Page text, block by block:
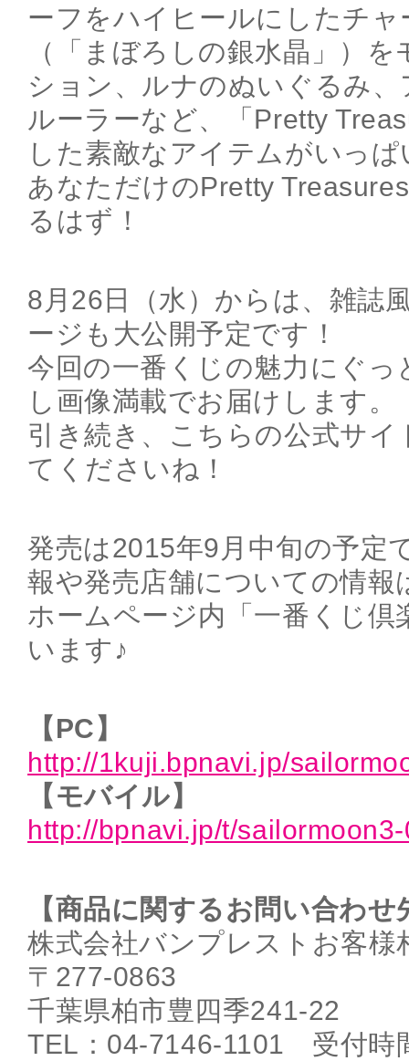
ーフをハイヒールにしたチ
（「まぼろしの銀水晶」）
ション、ルナのぬいぐるみ
ルーラーなど、「Pretty
した素敵なアイテムがいっぱ
あなただけのPretty
るはず！
8月26日（水）からは、雑誌
ージも大公開予定です！
今回の一番くじの魅力にぐっ
し画像満載でお届けします。
引き続き、こちらの公式サ
てくださいね！
発売は2015年9月中旬の予定
報や発売店舗についての情報
ホームページ内「一番くじ倶
います♪
【PC】
http://1kuji.bpnavi.jp/
【モバイル】
http://bpnavi.jp/t/
【商品に関するお問い合わせ
株式会社バンプレストお客様
〒277-0863
千葉県柏市豊四季241-22
TEL：04-7146-1101 受付